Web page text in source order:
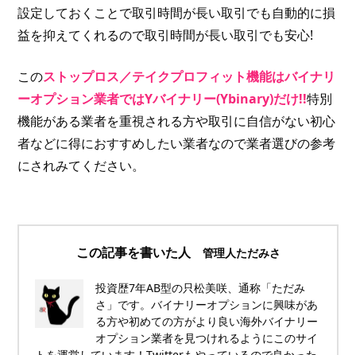
設定しておくことで取引時間が長い取引でも自動的に損
益を抑えてくれるので取引時間が長い取引でも安心!
このストップロス／テイクプロフィット機能はバイナリ
ーオプション業者ではYバイナリー(Ybinary)だけ!!特別
機能がある業者を重視される方や取引に自信がない初心
者などに得におすすめしたい業者なので業者選びの参考
にされみてください。
この記事を書いた人 管理人ただみさ
投資歴7年AB型の只松美咲、通称「ただみ
さ」です。バイナリーオプションに興味があ
る方や初めての方がより良い海外バイナリー
オプション業者を見つけれるようにこのサイ